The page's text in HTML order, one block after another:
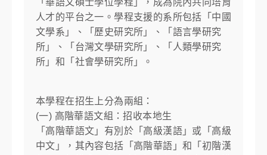
「華語文碩士學位學程」，成為院內共同培育
人才的平台之一。學程支援的系所包括「中國
文學系」、「歷史研究所」、「語言學研究
所」、「台灣文學研究所」、「人類學研究
所」和「社會學研究所」。
本學程在招生上分為兩組：
(一) 高階華語文組：招收本地生
「高階華語文」有別於「高級漢語」或「高級
中文」，其內容包括「高階華語」和「初階漢